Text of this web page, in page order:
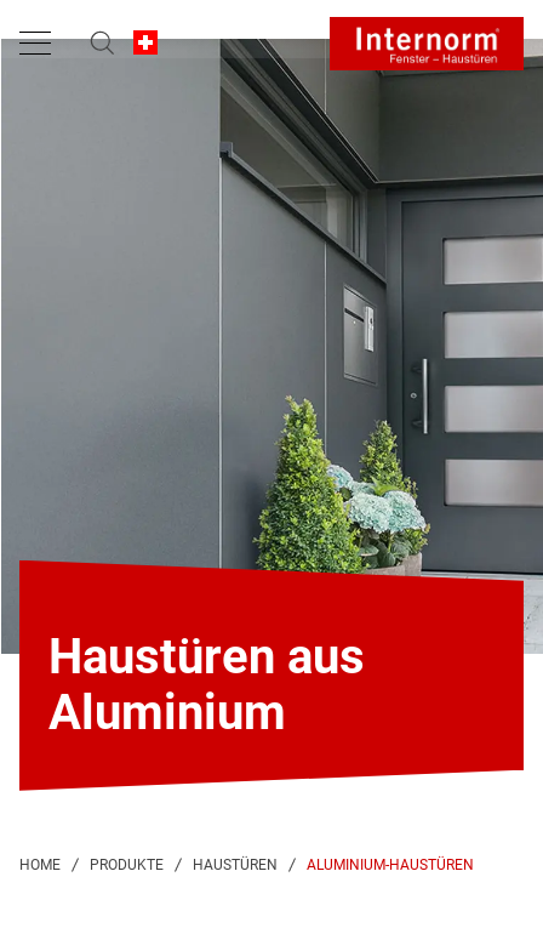
Haustüren aus
Aluminium
ALUMINIUM-HAUSTÜREN